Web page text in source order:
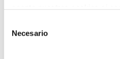
Necesario